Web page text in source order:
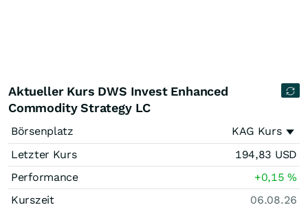
Aktueller Kurs DWS Invest Enhanced
Commodity Strategy LC
Börsenplatz
KAG Kurs
Letzter Kurs
194,83 USD
Performance
+0,15%
Kurszeit
06.08.26